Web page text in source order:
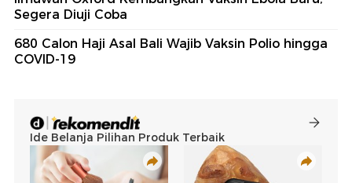
Segera Diuji Coba
680 Calon Haji Asal Bali Wajib Vaksin Polio hingga
COVID-19